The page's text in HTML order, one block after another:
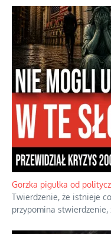
Boskie przestrogi na
cyfrowego świata
Święte orędzia w cieniu